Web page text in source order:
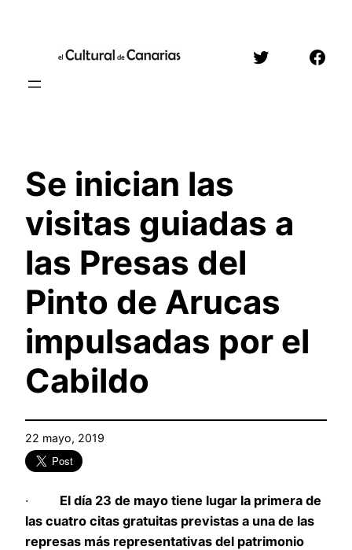
contenido
Twitter
Se inician las
visitas guiadas a
las Presas del
Pinto de Arucas
impulsadas por el
Cabildo
22 mayo, 2019
· El día 23 de mayo tiene lugar la primera de
las cuatro citas gratuitas previstas a una de las
represas más representativas del patrimonio